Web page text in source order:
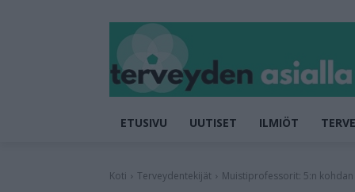
ETUSIVU UUTISET ILMIÖT
Koti Terveydentekijät Muistiprofessorit: 5:n